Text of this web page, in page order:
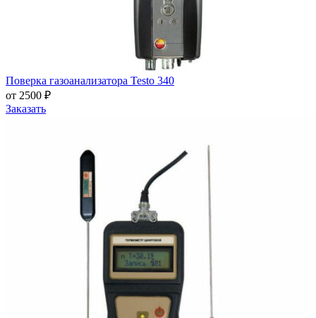
Поверка газоанализатора Testo 340
от 2500 ₽
Заказать